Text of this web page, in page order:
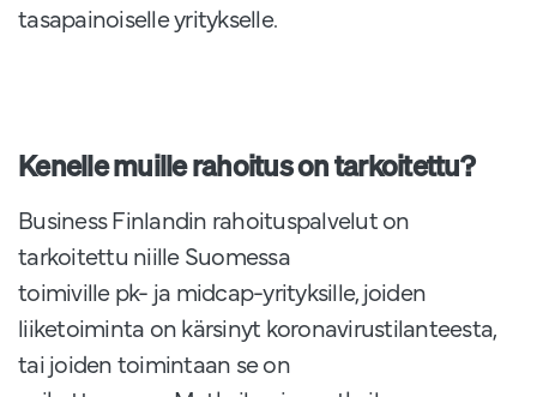
tasapainoiselle yritykselle.
Kenelle muille rahoitus on tarkoitettu?
Business Finlandin rahoituspalvelut on
tarkoitettu niille Suomessa
toimiville pk- ja midcap-yrityksille, joiden
liiketoiminta on kärsinyt koronavirustilanteesta,
tai joiden toimintaan se on